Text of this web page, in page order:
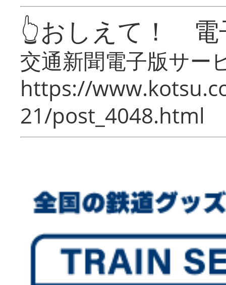
👆おしえて！ 電
交通新聞電子版サー
https://
21/post_4048.html